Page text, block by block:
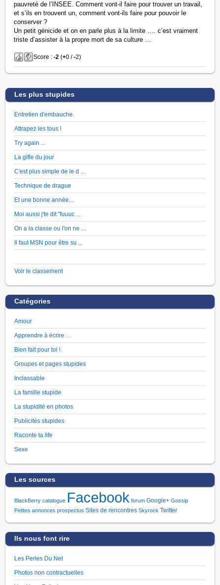
pauvreté de l’INSEE. Comment vont-il faire pour trouver un travail,
et s’ils en trouvent un, comment vont-ils faire pour pouvoir le
conserver ?
Un petit génicide et on en parle plus à la limite …. c’est vraiment
triste d’assister à la propre mort de sa culture …
Score :-2 (+0 /-2)
Les plus stupides
Entretien d'embauche.
Attrapez les tous !
Try again ...
La gifle du jour
C'est plus simple de le d ...
Technique de drague
Et une bonne année...
Moi aussi j'te dit "fuuuc ...
On a la classe ou l'on ne ...
Il faut MSN pour être su ...
Voir le classement
Catégories
Amour
Apprendre à écrire …
Bien fait pour toi !
Groupes et pages stupides
Inclassable
La famille stupide
La stupidité en photos
Publicités stupides
Raconte ta life
Sexe
Les sources
BlackBerry catalogue Facebook forum Google+ Gossip
Petites annonces prospectus Sites de rencontres Skyrock Twitter
Ils nous font rire
Les Perles Du Net
Photos non contractuelles